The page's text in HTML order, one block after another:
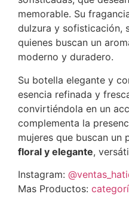
memorable. Su
dulzura y sofisticación,
quienes buscan un
moderno y duradero.
Su botella elegante y
esencia refinada y
convirtiéndola en un
complementa la
mujeres que buscan un
floral y elegante,
Instagram:
Mas Productos: